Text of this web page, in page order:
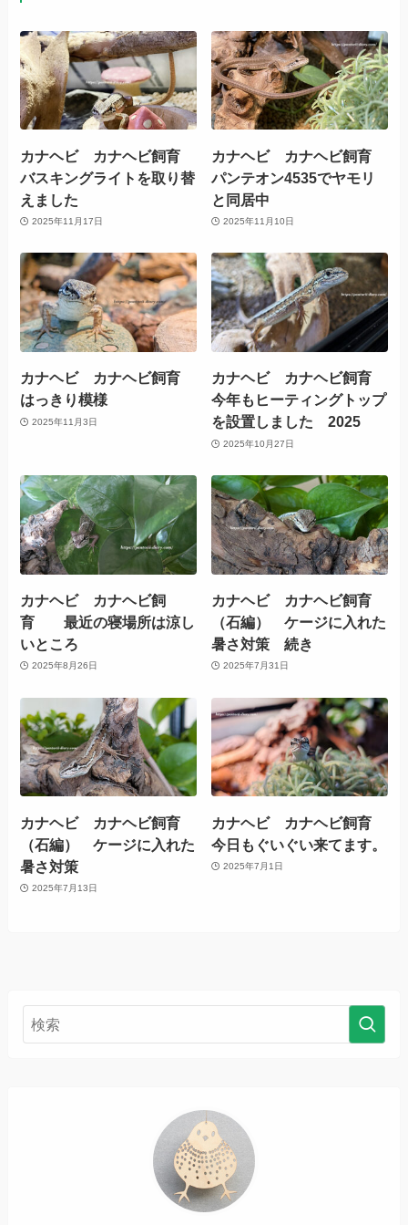
カナヘビ カナヘビ飼育
バスキングライトを取り替
えました
2025年11月17日
カナヘビ カナヘビ飼育
パンテオン4535でヤモリ
と同居中
2025年11月10日
カナヘビ カナヘビ飼育
はっきり模様
2025年11月3日
カナヘビ カナヘビ飼育
今年もヒーティングトップ
を設置しました 2025
2025年10月27日
カナヘビ カナヘビ飼
育 最近の寝場所は涼し
いところ
2025年8月26日
カナヘビ カナヘビ飼育
（石編） ケージに入れた
暑さ対策 続き
2025年7月31日
カナヘビ カナヘビ飼育
（石編） ケージに入れた
暑さ対策
2025年7月13日
カナヘビ カナヘビ飼育
今日もぐいぐい来てます。
2025年7月1日